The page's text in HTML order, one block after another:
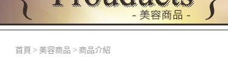
首頁 > 美容商品 > 商品介紹